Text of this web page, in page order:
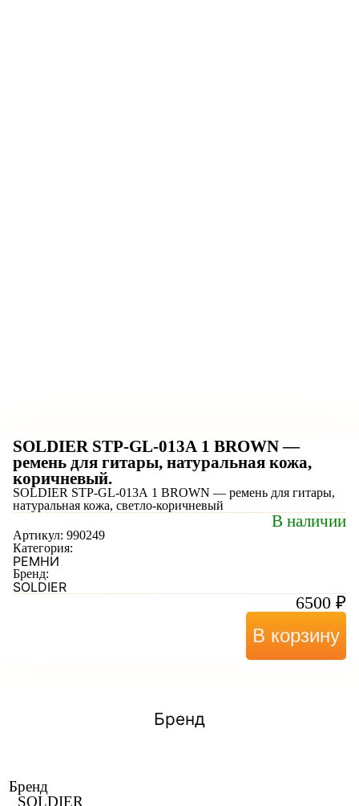
SOLDIER STP-GL-013А 1 BROWN —
ремень для гитары, натуральная кожа,
коричневый.
6500 ₽
SOLDIER STP-GL-013А 1 BROWN — ремень для гитары,
натуральная кожа, светло-коричневый
В наличии
В корзину
Артикул: 990249
Категория:
РЕМНИ
Бренд:
SOLDIER
Бренд
Бренд
SOLDIER